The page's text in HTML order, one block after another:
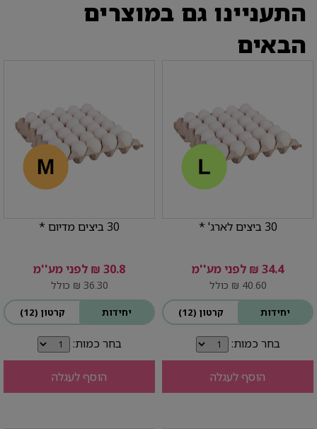
התעניינו גם במוצרים
הבאים
30 ביצים לארג' *
34.4 ₪ לפני מע''מ
40.60 ₪ כולל
יחידות קרטון (12)
בחר כמות:
הוסף לעגלה
30 ביצים מדיום *
30.8 ₪ לפני מע''מ
36.30 ₪ כולל
יחידות קרטון (12)
בחר כמות:
הוסף לעגלה